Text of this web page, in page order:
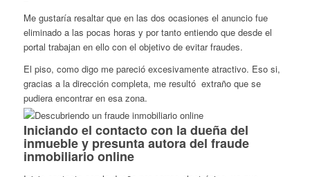
Me gustaría resaltar que en las dos ocasiones el anuncio fue
eliminado a las pocas horas y por tanto entiendo que desde el
portal trabajan en ello con el objetivo de evitar fraudes.
El piso, como digo me pareció excesivamente atractivo. Eso si,
gracias a la dirección completa, me resultó extraño que se
pudiera encontrar en esa zona.
Iniciando el contacto con la dueña del
inmueble y presunta autora del fraude
inmobiliario online